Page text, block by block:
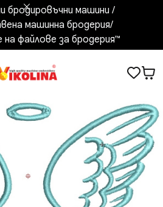
бродировъчни машини /
машинна бродерия/
на файлове за бродерия™️